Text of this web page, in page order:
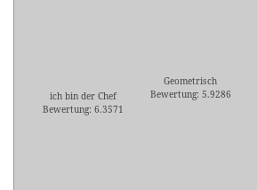
ich bin der Chef
Bewertung: 6.3571
Geometrisch
Bewertung: 5.9286